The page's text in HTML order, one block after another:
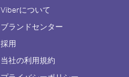
Viberについて
ブランドセンター
採用
当社の利用規約